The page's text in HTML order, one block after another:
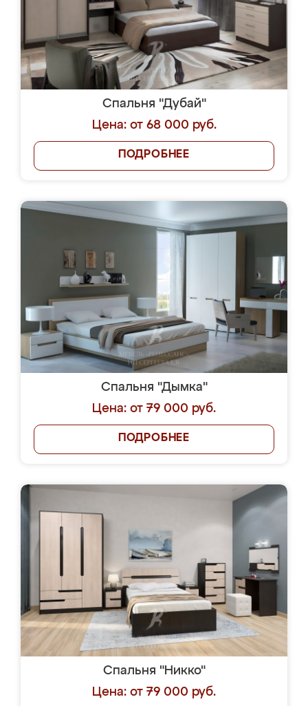
Спальня "Дубай"
Цена: от 68 000 руб.
ПОДРОБНЕЕ
Спальня "Дымка"
Цена: от 79 000 руб.
ПОДРОБНЕЕ
Спальня "Никко"
Цена: от 79 000 руб.